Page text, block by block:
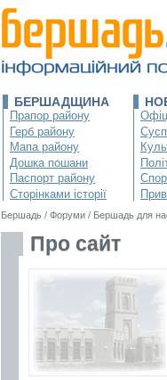
БЕРШАДЩИНА
Прапор району
Герб району
Мапа району
Дошка пошани
Паспорт району
Сторінками історії
Бершадь / Форуми / Бершадь для
Про сайт